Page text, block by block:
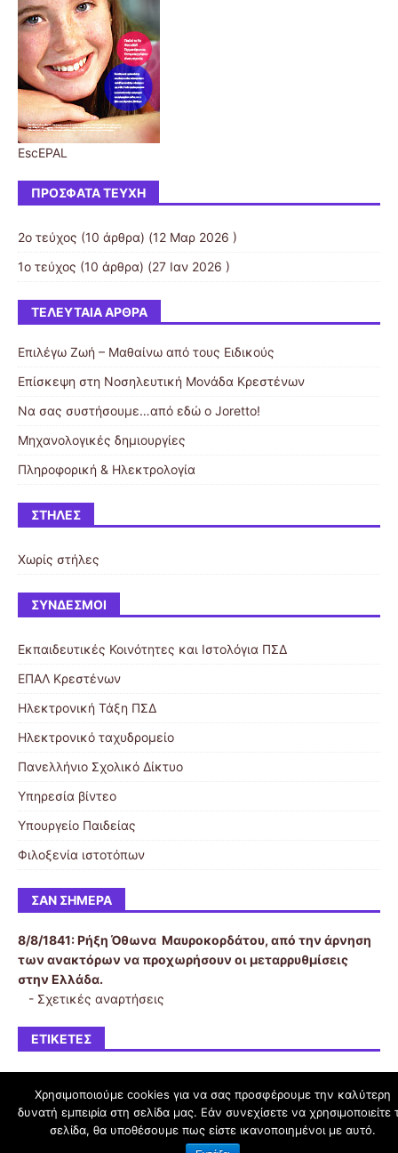
EscEPAL
ΠΡΌΣΦΑΤΑ ΤΕΎΧΗ
2ο τεύχος (10 άρθρα) (12 Μαρ 2026 )
1ο τεύχος (10 άρθρα) (27 Ιαν 2026 )
ΤΕΛΕΥΤΑΊΑ ΆΡΘΡΑ
Επιλέγω Ζωή – Μαθαίνω από τους Ειδικούς
Επίσκεψη στη Νοσηλευτική Μονάδα Κρεστένων
Να σας συστήσoυμε…από εδώ ο Joretto!
Μηχανολογικές δημιουργίες
Πληροφορική & Ηλεκτρολογία
ΣΤΉΛΕΣ
Χωρίς στήλες
ΣΎΝΔΕΣΜΟΙ
Εκπαιδευτικές Κοινότητες και Ιστολόγια ΠΣΔ
ΕΠΑΛ Κρεστένων
Ηλεκτρονική Τάξη ΠΣΔ
Ηλεκτρονικό ταχυδρομείο
Πανελλήνιο Σχολικό Δίκτυο
Υπηρεσία βίντεο
Υπουργείο Παιδείας
Φιλοξενία ιστοτόπων
ΣΑΝ ΣΉΜΕΡΑ
8/8/1841:Ρήξη Όθωνα  Μαυροκορδάτου, από την άρνηση
των ανακτόρων να προχωρήσουν οι μεταρρυθμίσεις
στην Ελλάδα.
- Σχετικές αναρτήσεις
ΕΤΙΚΕΤΕΣ
schoolpress.sch.gr
Χρησιμοποιούμε cookies για να σας προσφέρουμε την καλύτερη
δυνατή εμπειρία στη σελίδα μας. Εάν συνεχίσετε να χρησιμοποιείτε
σελίδα, θα υποθέσουμε πως είστε ικανοποιημένοι με αυτό.